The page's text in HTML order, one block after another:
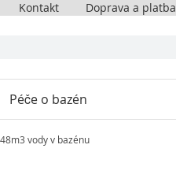
Kontakt Doprava a platba
Péče o bazén
vody v bazénu